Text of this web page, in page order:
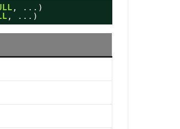
, ...)
, ...)